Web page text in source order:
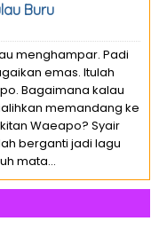
Buru
menghampar. Padi
emas. Itulah
Bagaimana kalau
memandang ke
Waeapo? Syair
berganti jadi lagu
mata...